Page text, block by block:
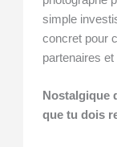
simple
concret pour
partenaires
Nostalgique
que tu dois